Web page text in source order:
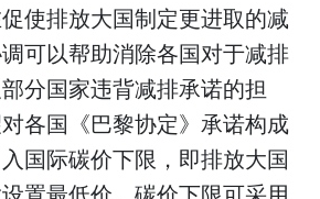
使排放大国制定更进取的减
可以帮助消除各国对于减排
分国家违背减排承诺的担
各国《巴黎协定》承诺构成
国际碳价下限，即排放大国